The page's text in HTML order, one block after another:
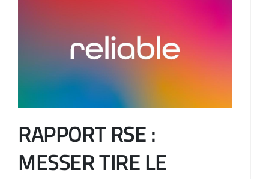
RAPPORT RSE :
MESSER TIRE LE